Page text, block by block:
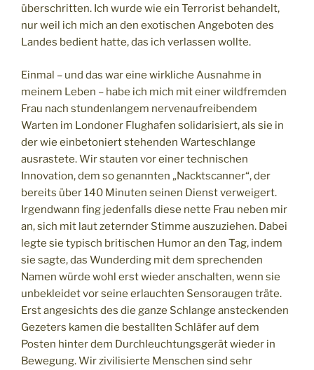
überschritten. Ich wurde wie ein Terrorist behandelt,
nur weil ich mich an den exotischen Angeboten des
Landes bedient hatte, das ich verlassen wollte.
Einmal – und das war eine wirkliche Ausnahme in
meinem Leben – habe ich mich mit einer wildfremden
Frau nach stundenlangem nervenaufreibendem
Warten im Londoner Flughafen solidarisiert, als sie in
der wie einbetoniert stehenden Warteschlange
ausrastete. Wir stauten vor einer technischen
Innovation, dem so genannten „Nacktscanner“, der
bereits über 140 Minuten seinen Dienst verweigert.
Irgendwann fing jedenfalls diese nette Frau neben mir
an, sich mit laut zeternder Stimme auszuziehen. Dabei
legte sie typisch britischen Humor an den Tag, indem
sie sagte, das Wunderding mit dem sprechenden
Namen würde wohl erst wieder anschalten, wenn sie
unbekleidet vor seine erlauchten Sensoraugen träte.
Erst angesichts des die ganze Schlange ansteckenden
Gezeters kamen die bestallten Schläfer auf dem
Posten hinter dem Durchleuchtungsgerät wieder in
Bewegung. Wir zivilisierte Menschen sind sehr